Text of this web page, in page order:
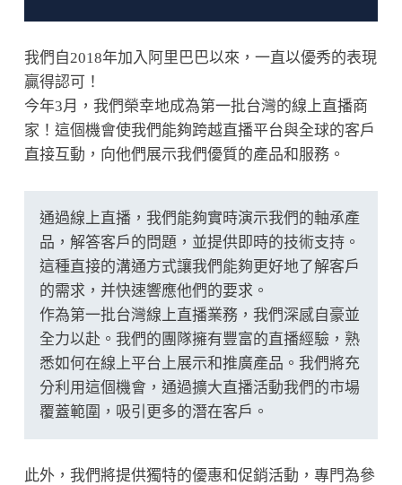
我們自2018年加入阿里巴巴以來，一直以優秀的表現
贏得認可！
今年3月，我們榮幸地成為第一批台灣的線上直播商
家！這個機會使我們能夠跨越直播平台與全球的客戶
直接互動，向他們展示我們優質的產品和服務。
通過線上直播，我們能夠實時演示我們的軸承產
品，解答客戶的問題，並提供即時的技術支持。
這種直接的溝通方式讓我們能夠更好地了解客戶
的需求，并快速響應他們的要求。
作為第一批台灣線上直播業務，我們深感自豪並
全力以赴。我們的團隊擁有豐富的直播經驗，熟
悉如何在線上平台上展示和推廣產品。我們將充
分利用這個機會，通過擴大直播活動我們的市場
覆蓋範圍，吸引更多的潛在客戶。
此外，我們將提供獨特的優惠和促銷活動，專門為參